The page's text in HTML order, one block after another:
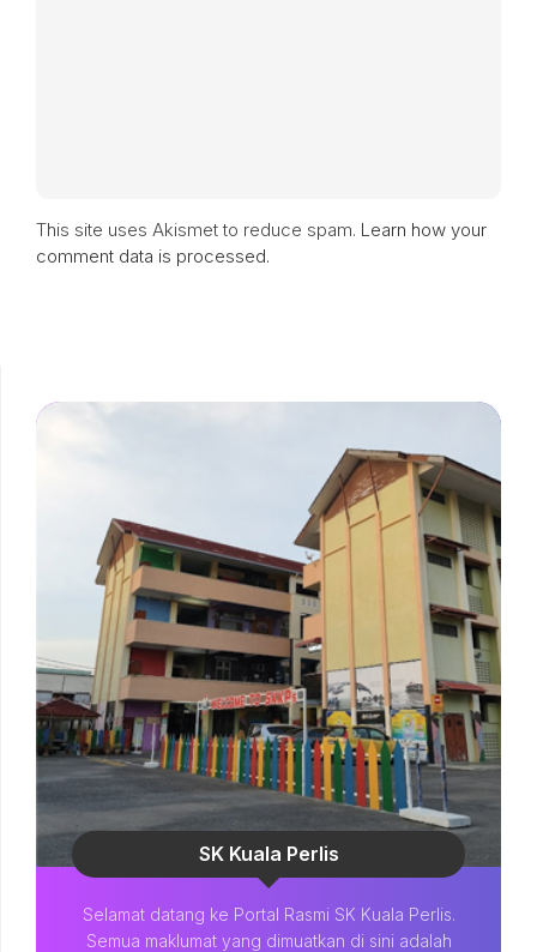
This site uses Akismet to reduce spam. Learn how your
comment data is processed.
SK Kuala Perlis
Selamat datang ke Portal Rasmi SK Kuala Perlis.
Semua maklumat yang dimuatkan di sini adalah